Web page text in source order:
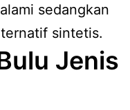
sedangkan
sintetis.
Jenis